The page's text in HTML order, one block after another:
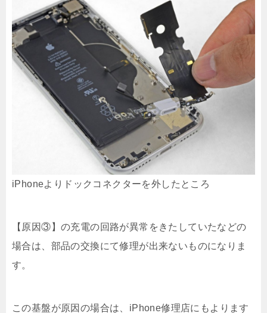
iPhoneよりドックコネクターを外したところ
【原因③】の充電の回路が異常をきたしていたなどの
場合は、部品の交換にて修理が出来ないものになりま
す。
この基盤が原因の場合は、iPhone修理店にもよります